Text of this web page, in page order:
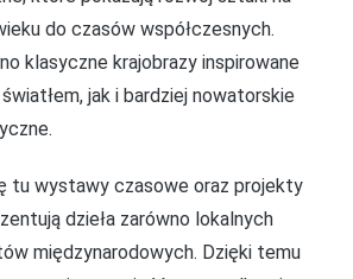
do czasów współczesnych.
klasyczne krajobrazy inspirowane
jak i bardziej nowatorskie
tu wystawy czasowe oraz projekty
dzieła zarówno lokalnych
międzynarodowych. Dzięki temu